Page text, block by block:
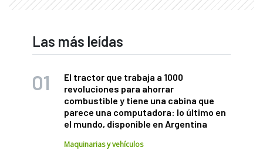
Las más leídas
El tractor que trabaja a 1000
revoluciones para ahorrar
combustible y tiene una cabina que
parece una computadora: lo último en
el mundo, disponible en Argentina
Maquinarias y vehículos